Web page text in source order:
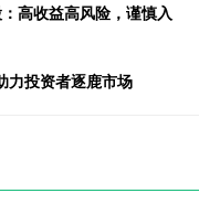
高收益高风险，谨慎入
力投资者逐鹿市场